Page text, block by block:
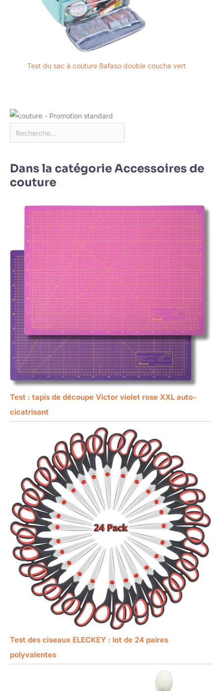
Test du sac à couture Bafaso double couche vert
Dans la catégorie Accessoires de
couture
Test : tapis de découpe Victor violet rose XXL auto-
cicatrisant
Test des ciseaux ELECKEY : lot de 24 paires
polyvalentes